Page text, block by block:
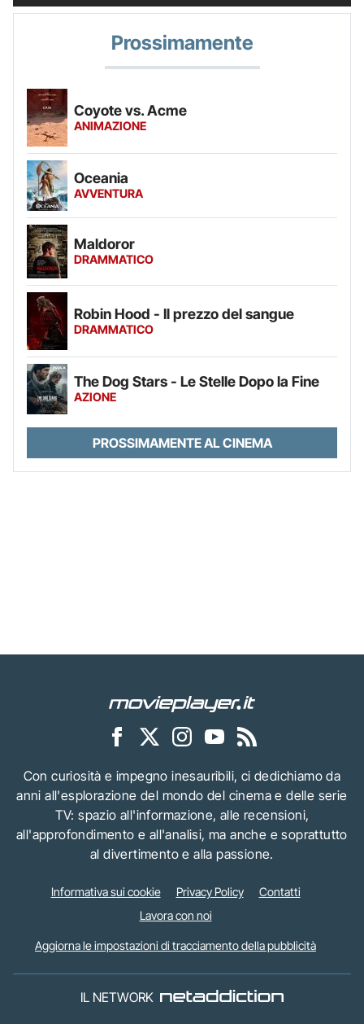
Prossimamente
Coyote vs. Acme
ANIMAZIONE
Oceania
AVVENTURA
Maldoror
DRAMMATICO
Robin Hood - Il prezzo del sangue
DRAMMATICO
The Dog Stars - Le Stelle Dopo la Fine
AZIONE
PROSSIMAMENTE AL CINEMA
Con curiosità e impegno inesauribili, ci dedichiamo da
anni all'esplorazione del mondo del cinema e delle serie
TV: spazio all'informazione, alle recensioni,
all'approfondimento e all'analisi, ma anche e soprattutto
al divertimento e alla passione.
Informativa sui cookie Privacy Policy
Contatti
Lavora con noi
Aggiorna le impostazioni di tracciamento della pubblicità
IL NETWORK